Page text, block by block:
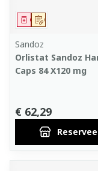
Op voorschrift
Geneesmiddel
Sandoz
Orlistat Sandoz
Caps 84 X120 mg
€ 62,29